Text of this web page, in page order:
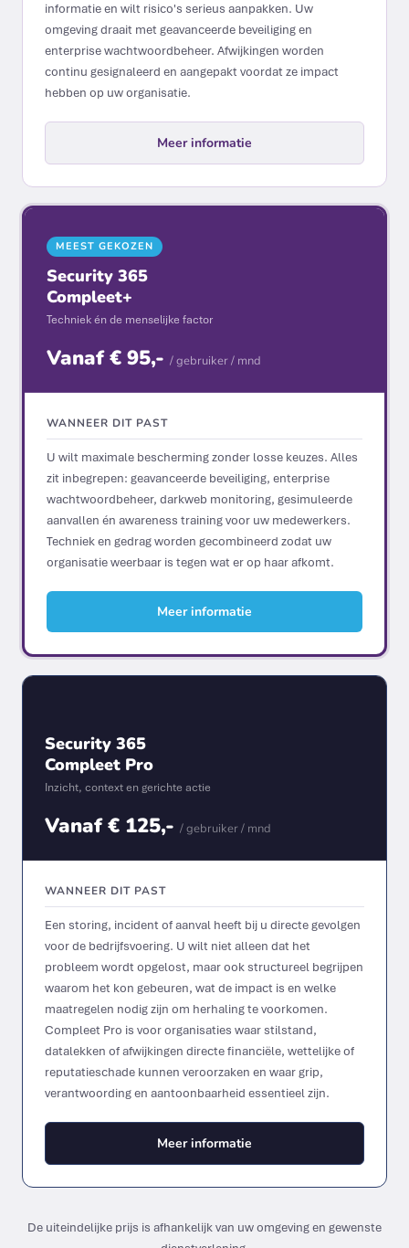
informatie en wilt risico's serieus aanpakken. Uw
omgeving draait met geavanceerde beveiliging en
enterprise wachtwoordbeheer. Afwijkingen worden
continu gesignaleerd en aangepakt voordat ze impact
hebben op uw organisatie.
Meer informatie
MEEST GEKOZEN
Security 365
Compleet+
Techniek én de menselijke factor
Vanaf € 95,- / gebruiker / mnd
WANNEER DIT PAST
U wilt maximale bescherming zonder losse keuzes. Alles
zit inbegrepen: geavanceerde beveiliging, enterprise
wachtwoordbeheer, darkweb monitoring, gesimuleerde
aanvallen én awareness training voor uw medewerkers.
Techniek en gedrag worden gecombineerd zodat uw
organisatie weerbaar is tegen wat er op haar afkomt.
Meer informatie
Security 365
Compleet Pro
Inzicht, context en gerichte actie
Vanaf € 125,- / gebruiker / mnd
WANNEER DIT PAST
Een storing, incident of aanval heeft bij u directe gevolgen
voor de bedrijfsvoering. U wilt niet alleen dat het
probleem wordt opgelost, maar ook structureel begrijpen
waarom het kon gebeuren, wat de impact is en welke
maatregelen nodig zijn om herhaling te voorkomen.
Compleet Pro is voor organisaties waar stilstand,
datalekken of afwijkingen directe financiële, wettelijke of
reputatieschade kunnen veroorzaken en waar grip,
verantwoording en aantoonbaarheid essentieel zijn.
Meer informatie
De uiteindelijke prijs is afhankelijk van uw omgeving en gewenste